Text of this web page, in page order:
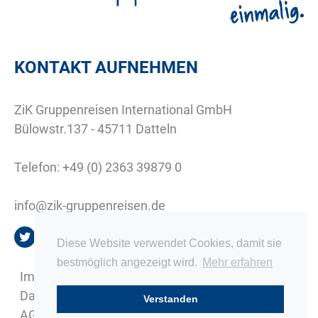
Diese Website verwendet Cookies, damit sie
bestmöglich angezeigt wird. Mehr erfahren
Verstanden
KONTAKT AUFNEHMEN
ZiK Gruppenreisen International GmbH
Bülowstr.137 - 45711 Datteln
Telefon: +49 (0) 2363 39879 0
info@zik-gruppenreisen.de
Impressum
Datenschutz